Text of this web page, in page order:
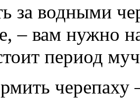
за водными
– вам нужно
период
черепаху